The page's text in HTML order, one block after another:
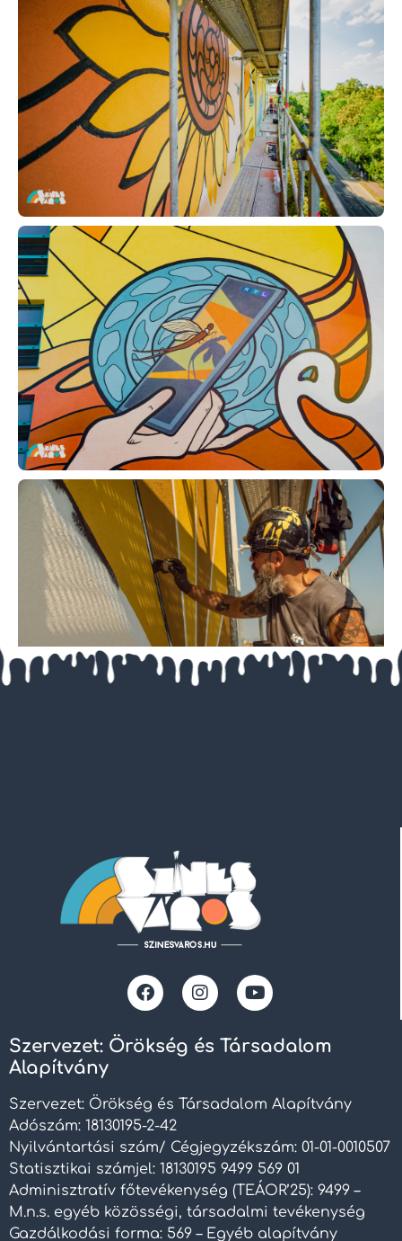
Szervezet: Örökség és Társadalom
Alapítvány
Szervezet: Örökség és Társadalom Alapítvány
Adószám: 18130195-2-42
Nyilvántartási szám/ Cégjegyzékszám: 01-01-0010507
Statisztikai számjel: 18130195 9499 569 01
Adminisztratív főtevékenység (TEÁOR’25): 9499 –
M.n.s. egyéb közösségi, társadalmi tevékenység
Gazdálkodási forma: 569 – Egyéb alapítvány